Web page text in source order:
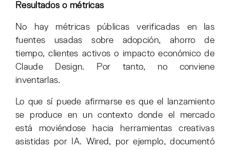
Resultados o métricas
No hay métricas públicas verificadas en las
fuentes usadas sobre adopción, ahorro de
tiempo, clientes activos o impacto económico de
Claude Design. Por tanto, no conviene
inventarlas.
Lo que sí puede afirmarse es que el lanzamiento
se produce en un contexto donde el mercado
está moviéndose hacia herramientas creativas
asistidas por IA. Wired, por ejemplo, documentó